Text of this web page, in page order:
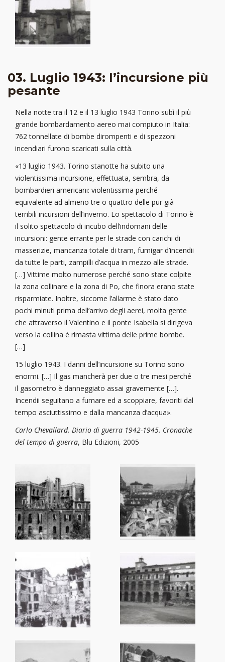
03. Luglio 1943: l’incursione più
pesante
Nella notte tra il 12 e il 13 luglio 1943 Torino subì il più
grande bombardamento aereo mai compiuto in Italia:
762 tonnellate di bombe dirompenti e di spezzoni
incendiari furono scaricati sulla città.
«13 luglio 1943. Torino stanotte ha subito una
violentissima incursione, effettuata, sembra, da
bombardieri americani: violentissima perché
equivalente ad almeno tre o quattro delle pur già
terribili incursioni dell’inverno. Lo spettacolo di Torino è
il solito spettacolo di incubo dell’indomani delle
incursioni: gente errante per le strade con carichi di
masserizie, mancanza totale di tram, fumigar d’incendii
da tutte le parti, zampilli d’acqua in mezzo alle strade.
[…] Vittime molto numerose perché sono state colpite
la zona collinare e la zona di Po, che finora erano state
risparmiate. Inoltre, siccome l’allarme è stato dato
pochi minuti prima dell’arrivo degli aerei, molta gente
che attraverso il Valentino e il ponte Isabella si dirigeva
verso la collina è rimasta vittima delle prime bombe.
[…]
15 luglio 1943. I danni dell’incursione su Torino sono
enormi. […] Il gas mancherà per due o tre mesi perché
il gasometro è danneggiato assai gravemente […].
Incendii seguitano a fumare ed a scoppiare, favoriti dal
tempo asciuttissimo e dalla mancanza d’acqua».
Carlo Chevallard. Diario di guerra 1942-1945. Cronache
del tempo di guerra, Blu Edizioni, 2005